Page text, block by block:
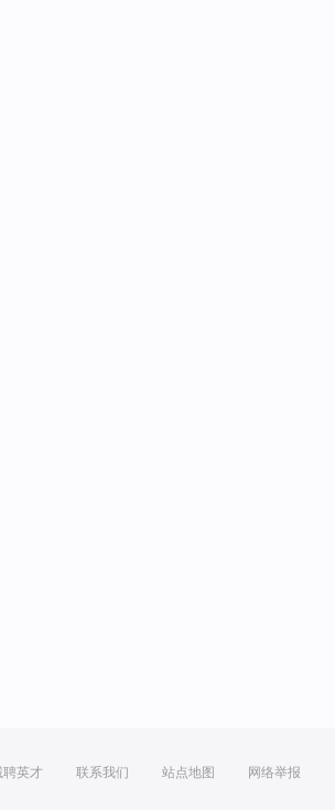
聘英才 联系我们 站点地图 网络举报